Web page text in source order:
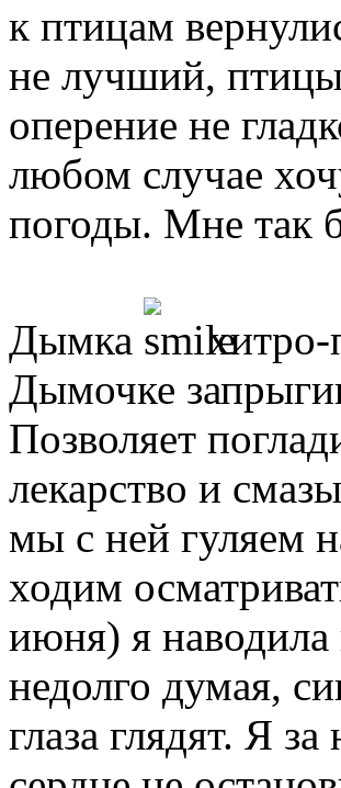
к птицам
не лучший,
оперение не
любом случае
погоды. Мне так
Дымка
хитро-
Дымочке
Позволяет
лекарство и
мы с ней гуляем
ходим
июня) я
недолго думая,
глаза глядят. Я